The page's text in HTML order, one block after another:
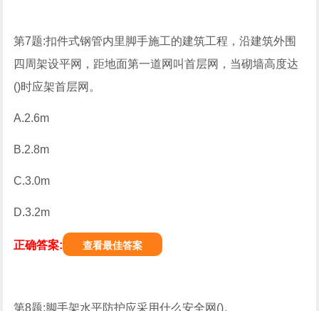
第7题:扣件式钢管内里脚手施工的建筑工程，沿建筑外围
四周架设平网，距地面第一道网叫首层网，当砌墙高度达
()时应架首层网。
A.2.6m
B.2.8m
C.3.0m
D.3.2m
正确答案: 查看最佳答案
第8题:脚手架水平防护应采用什么安全网()。